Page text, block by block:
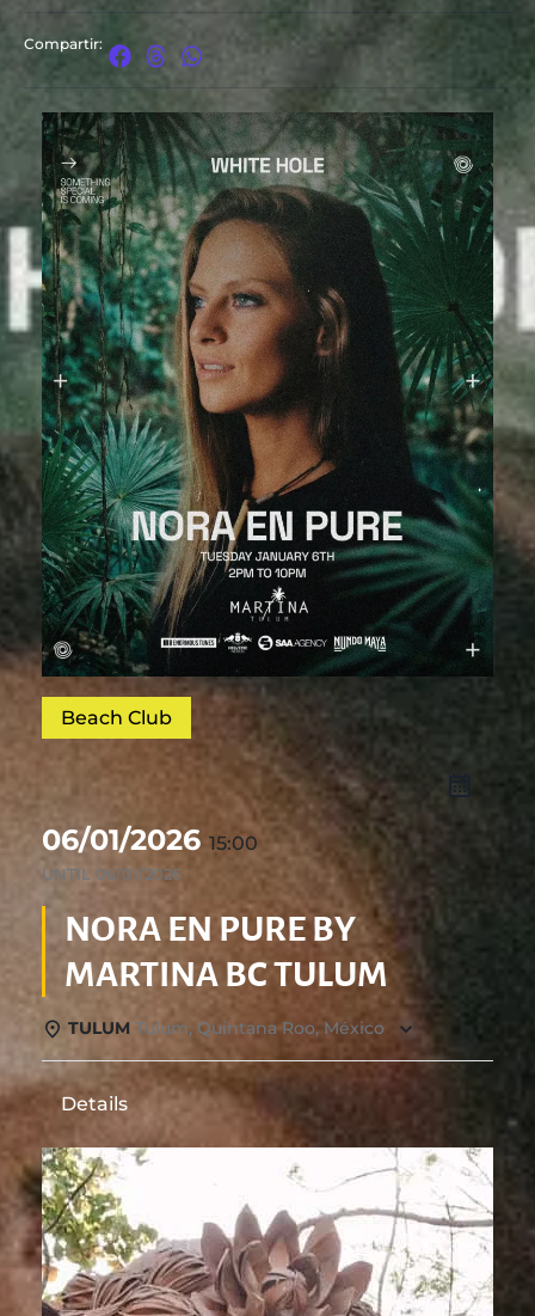
Compartir:
Beach Club
06/01/2026 15:00
UNTIL 06/01/2026
NORA EN PURE BY
MARTINA BC TULUM
TULUM Tulum, Quintana Roo, México
Details